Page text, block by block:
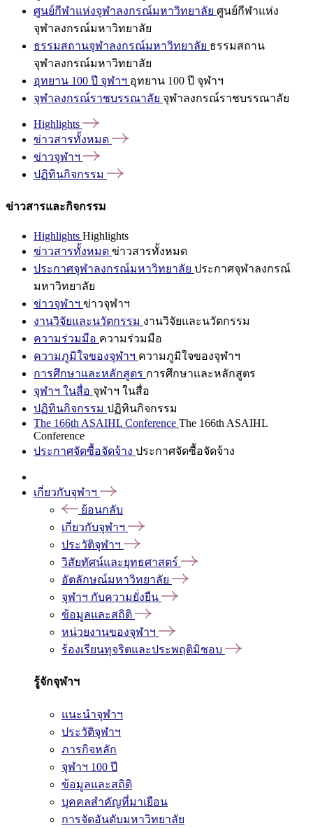
ศูนย์กีฬาแห่งจุฬาลงกรณ์มหาวิทยาลัย ศูนย์กีฬาแห่ง
จุฬาลงกรณ์มหาวิทยาลัย
ธรรมสถานจุฬาลงกรณ์มหาวิทยาลัย ธรรมสถาน
จุฬาลงกรณ์มหาวิทยาลัย
อุทยาน 100 ปี จุฬาฯ อุทยาน 100 ปี จุฬาฯ
จุฬาลงกรณ์ราชบรรณาลัย จุฬาลงกรณ์ราชบรรณาลัย
Highlights
ข่าวสารทั้งหมด
ข่าวจุฬาฯ
ปฏิทินกิจกรรม
ข่าวสารและกิจกรรม
Highlights Highlights
ข่าวสารทั้งหมด ข่าวสารทั้งหมด
ประกาศจุฬาลงกรณ์มหาวิทยาลัย ประกาศจุฬาลงกรณ์
มหาวิทยาลัย
ข่าวจุฬาฯ ข่าวจุฬาฯ
งานวิจัยและนวัตกรรม งานวิจัยและนวัตกรรม
ความร่วมมือ ความร่วมมือ
ความภูมิใจของจุฬาฯ ความภูมิใจของจุฬาฯ
การศึกษาและหลักสูตร การศึกษาและหลักสูตร
จุฬาฯ ในสื่อ จุฬาฯ ในสื่อ
ปฏิทินกิจกรรม ปฏิทินกิจกรรม
The 166th ASAIHL Conference The 166th ASAIHL
Conference
ประกาศจัดซื้อจัดจ้าง ประกาศจัดซื้อจัดจ้าง
เกี่ยวกับจุฬาฯ
ย้อนกลับ
เกี่ยวกับจุฬาฯ
ประวัติจุฬาฯ
วิสัยทัศน์และยุทธศาสตร์
อัตลักษณ์มหาวิทยาลัย
จุฬาฯ กับความยั่งยืน
ข้อมูลและสถิติ
หน่วยงานของจุฬาฯ
ร้องเรียนทุจริตและประพฤติมิชอบ
รู้จักจุฬาฯ
แนะนำจุฬาฯ
ประวัติจุฬาฯ
ภารกิจหลัก
จุฬาฯ 100 ปี
ข้อมูลและสถิติ
บุคคลสำคัญที่มาเยือน
การจัดอันดับมหาวิทยาลัย